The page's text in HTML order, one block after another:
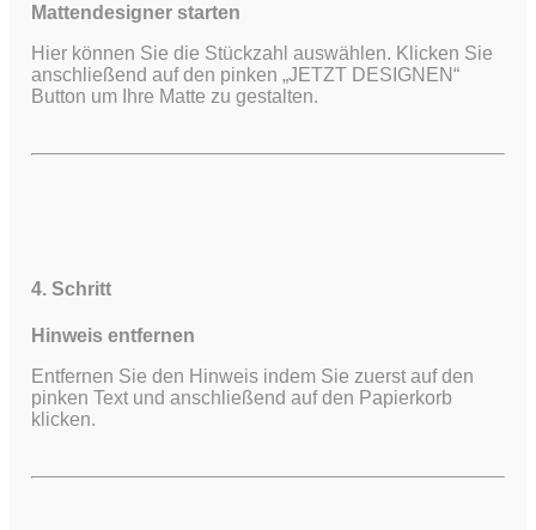
Mattendesigner starten
Hier können Sie die Stückzahl auswählen. Klicken Sie
anschließend auf den pinken „JETZT DESIGNEN“
Button um Ihre Matte zu gestalten.
4. Schritt
Hinweis entfernen
Entfernen Sie den Hinweis indem Sie zuerst auf den
pinken Text und anschließend auf den Papierkorb
klicken.